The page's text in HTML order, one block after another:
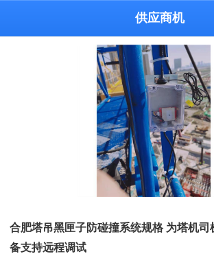
供应商机
合肥塔吊黑匣子防碰撞系统规格 为塔机司
备支持远程调试